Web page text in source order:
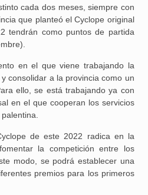
cada dos meses, siempre con
que planteó el Cyclope original
tendrán como puntos de partida
en el que viene trabajando la
consolidar a la provincia como un
ello, se está trabajando ya con
en el que cooperan los servicios
de este 2022 radica en la
la competición entre los
modo, se podrá establecer una
premios para los primeros